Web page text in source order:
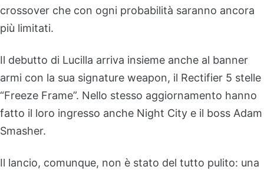
crossover che con ogni probabilità saranno ancora
più limitati.
Il debutto di Lucilla arriva insieme anche al banner
armi con la sua signature weapon, il Rectifier 5 stelle
“Freeze Frame”. Nello stesso aggiornamento hanno
fatto il loro ingresso anche Night City e il boss Adam
Smasher.
Il lancio, comunque, non è stato del tutto pulito: una